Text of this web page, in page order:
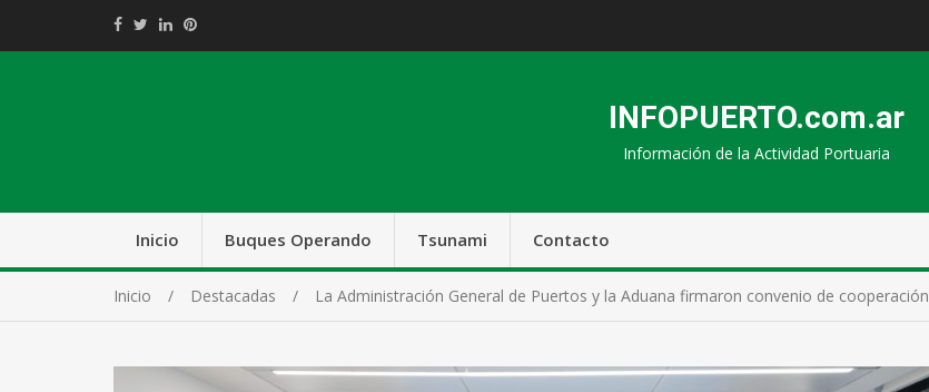
INFOPUERTO.com.ar
Información de la Actividad Portuaria
Inicio Buques Operando Tsunami Contacto
Inicio Destacadas La Administración General de Puertos y la Aduana firmaron convenio de cooperación